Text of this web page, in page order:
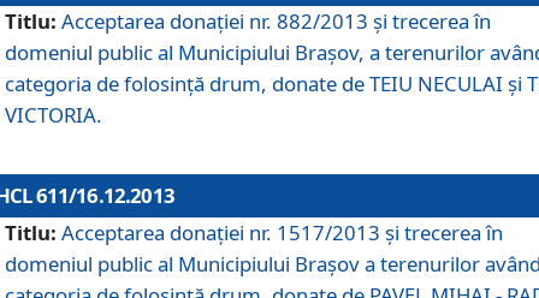
Titlu: Acceptarea donaţiei nr. 882/2013 şi trecerea în
domeniul public al Municipiului Braşov, a terenurilor
categoria de folosinţă drum, donate de TEIU NECULAI şi
VICTORIA.
611/16.12.2013
Titlu: Acceptarea donaţiei nr. 1517/2013 şi trecerea în
domeniul public al Municipiului Braşov a terenurilor